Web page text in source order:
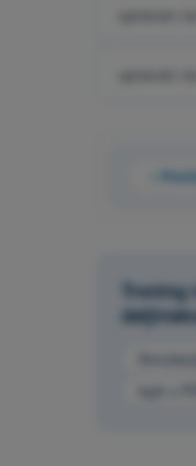
upravan
upravan
Ispit u